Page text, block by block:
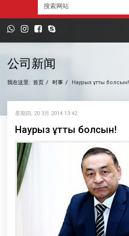
公司新闻
我在这里: 首页 时事 Наурыз құтты болсын!
星期四, 20 3月 2014 13:42
Наурыз құтты болсын!